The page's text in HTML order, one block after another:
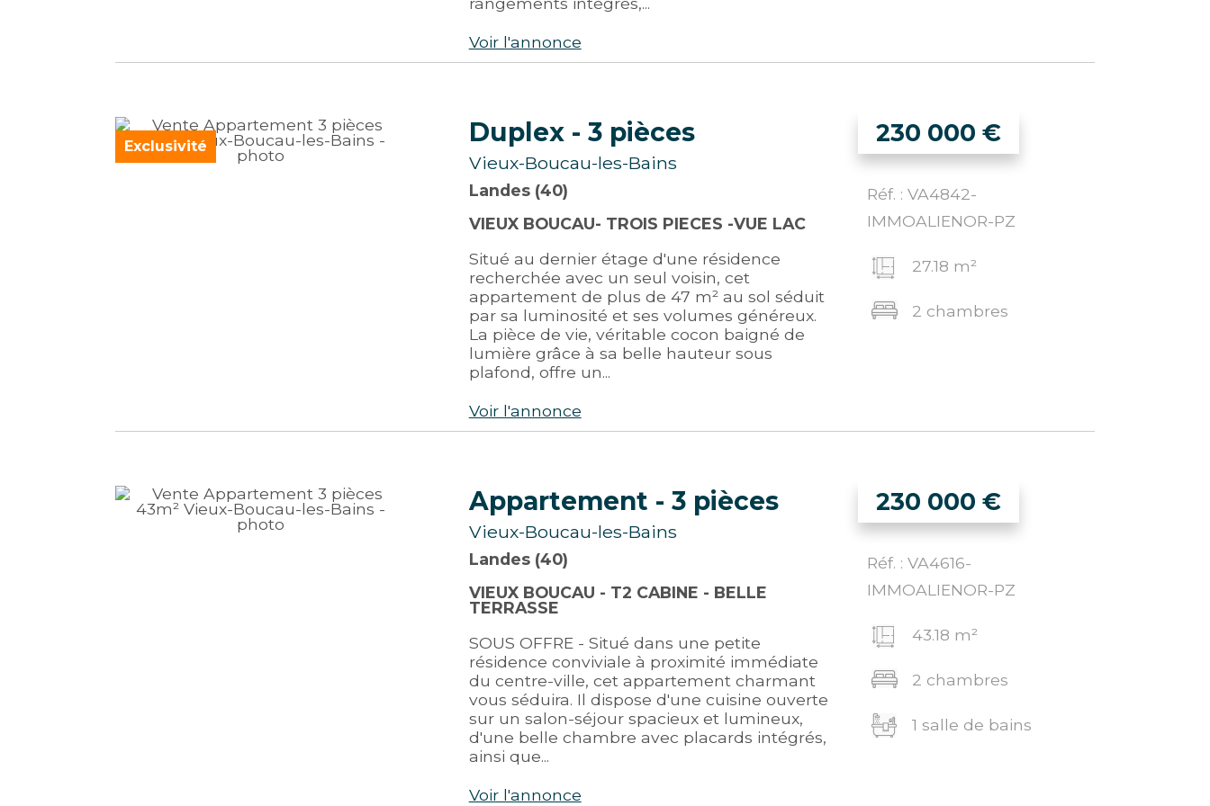
Voir l'annonce
Exclusivité Duplex - 3 pièces
Vieux-Boucau-les-Bains
Landes (40)
VIEUX BOUCAU- TROIS PIECES -VUE LAC
Situé au dernier étage d'une résidence
recherchée avec un seul voisin, cet
appartement de plus de 47 m² au sol séduit
par sa luminosité et ses volumes généreux.
La pièce de vie, véritable cocon baigné de
lumière grâce à sa belle hauteur sous
plafond, offre un...
230 000 €
Réf. : VA4842-
IMMOALIENOR-PZ
27.18 m²
2 chambres
Voir l'annonce
Appartement - 3 pièces
Vieux-Boucau-les-Bains
Landes (40)
VIEUX BOUCAU - T2 CABINE - BELLE
TERRASSE
SOUS OFFRE - Situé dans une petite
résidence conviviale à proximité immédiate
du centre-ville, cet appartement charmant
vous séduira. Il dispose d'une cuisine ouverte
sur un salon-séjour spacieux et lumineux,
d'une belle chambre avec placards intégrés,
ainsi que...
230 000 €
Réf. : VA4616-
IMMOALIENOR-PZ
43.18 m²
2 chambres
1 salle de bains
Voir l'annonce